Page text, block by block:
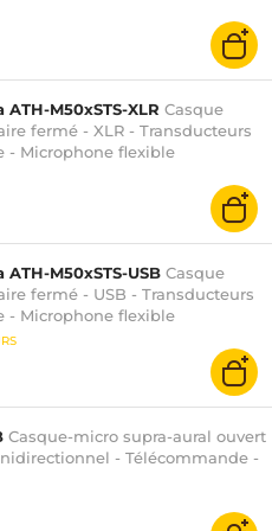
One/Switch
M50xSTS-XLR Casque
fermé - XLR - Transducteurs
- Microphone flexible
M50xSTS-USB Casque
fermé - USB - Transducteurs
- Microphone flexible
Casque-micro supra-aural ouvert
- Télécommande -